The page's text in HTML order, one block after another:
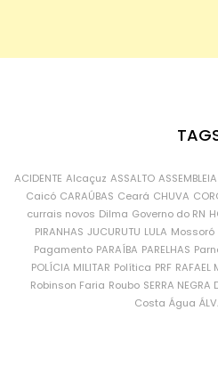
ACIDENTE Alcaçuz ASSALTO
Caicó CARAÚBAS Ceará CHUVA
currais novos Dilma Governo do RN
PIRANHAS JUCURUTU LULA Mossoró
Pagamento PARAÍBA PARELHAS
POLÍCIA MILITAR Política PRF RAFAEL
Robinson Faria Roubo SERRA NEGRA
Costa Água